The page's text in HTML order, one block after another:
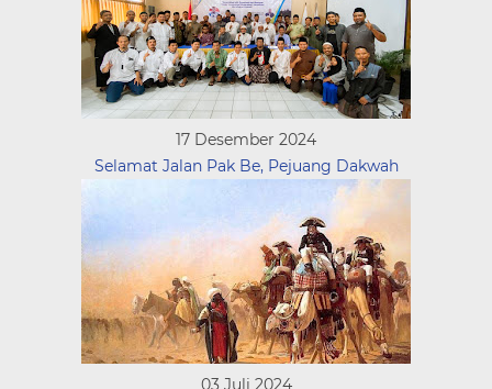
17 Desember 2024
Selamat Jalan Pak Be, Pejuang Dakwah
03 Juli 2024